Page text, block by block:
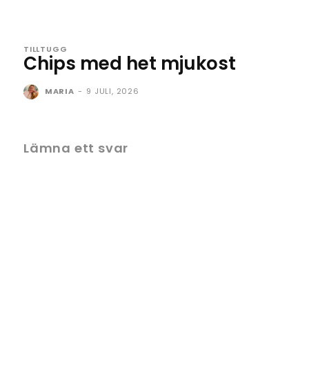
TILLTUGG
Chips med het mjukost
MARIA - 9 JULI, 2026
Lämna ett svar